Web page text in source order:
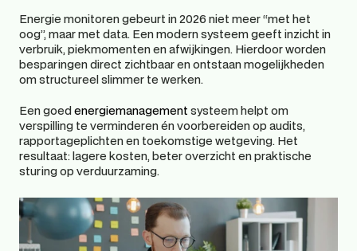
Energie monitoren gebeurt in 2026 niet meer “met het
oog”, maar met data. Een modern systeem geeft inzicht in
verbruik, piekmomenten en afwijkingen. Hierdoor worden
besparingen direct zichtbaar en ontstaan mogelijkheden
om structureel slimmer te werken.
Een goed energiemanagement systeem helpt om
verspilling te verminderen én voorbereiden op audits,
rapportageplichten en toekomstige wetgeving. Het
resultaat: lagere kosten, beter overzicht en praktische
sturing op verduurzaming.